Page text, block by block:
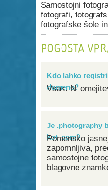
Samostojni
fotografi,
fotografske šole
POGOSTA
Kdo lahko
domeno?
Vsak. Ni
Je .photography
kot .com?
Pomensko
zapomnljiva,
samostojne
blagovne